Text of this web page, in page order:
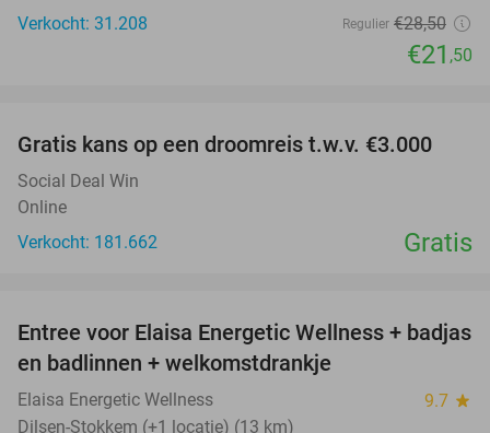
Verkocht: 31.208
Regulier €28,50
€21 ,50
Gratis kans op een droomreis t.w.v. €3.000
Social Deal Win
Online
Verkocht: 181.662
Gratis
34%
Entree voor Elaisa Energetic Wellness + badjas
en badlinnen + welkomstdrankje
Elaisa Energetic Wellness 9.7 star
Dilsen-Stokkem (+1 locatie) (13 km)